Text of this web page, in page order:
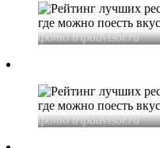
фото tripadvisor.ru
фото tripadvisor.ru